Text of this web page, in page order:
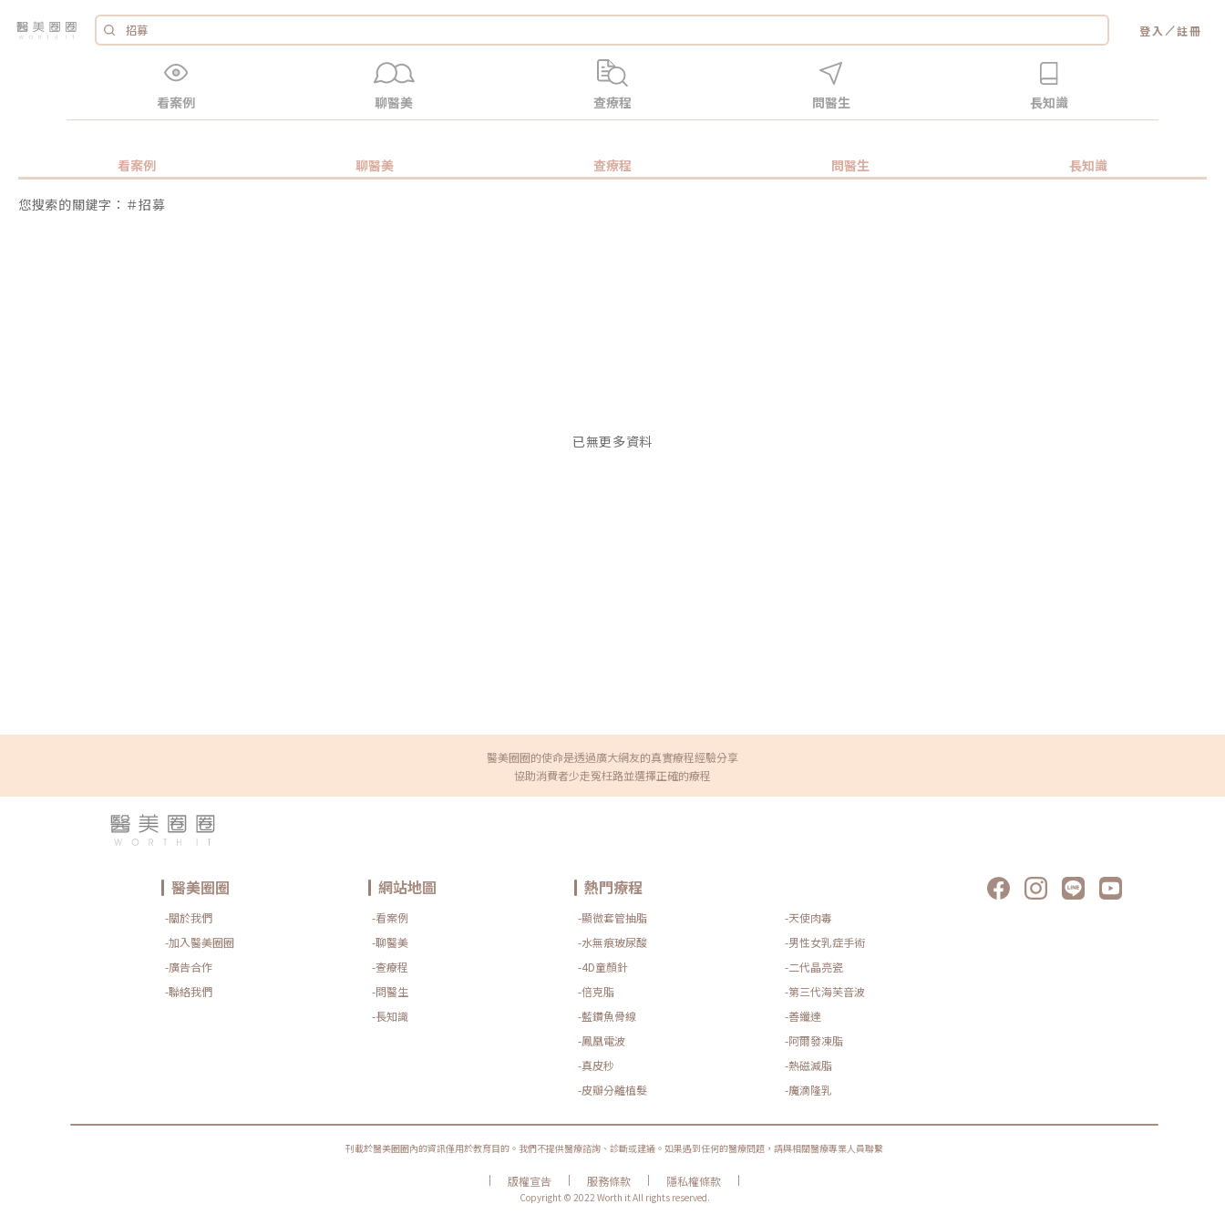
登入 ／註冊
看案例 聊醫美 查療程 問醫生 長知識
看案例 聊醫美 查療程 問醫生 長知識
您搜索的關鍵字：＃招募
已無更多資料
醫美圈圈的使命是透過廣大網友的真實療程經驗分享
協助消費者少走冤枉路並選擇正確的療程
醫美圈圈
-關於我們
-加入醫美圈圈
-廣告合作
-聯絡我們
網站地圖
-看案例
-聊醫美
-查療程
-問醫生
-長知識
熱門療程
-顯微套管抽脂
-天使肉毒
-水無痕玻尿酸
-男性女乳症手術
-4D童顏針
-二代晶亮瓷
-倍克脂
-第三代海芙音波
-藍鑽魚骨線
-善纖達
-鳳凰電波
-阿爾發凍脂
-真皮秒
-熱磁減脂
-皮瓣分離植髮
-魔滴隆乳
刊載於醫美圈圈內的資訊僅用於教育目的。我們不提供醫療諮詢、診斷或建議。如果遇到任何的醫療問題，請與相關醫療專業人員聯繫
| 版權宣告 | 服務條款 | 隱私權條款
|
Copyright © 2022 Worth it All rights reserved.